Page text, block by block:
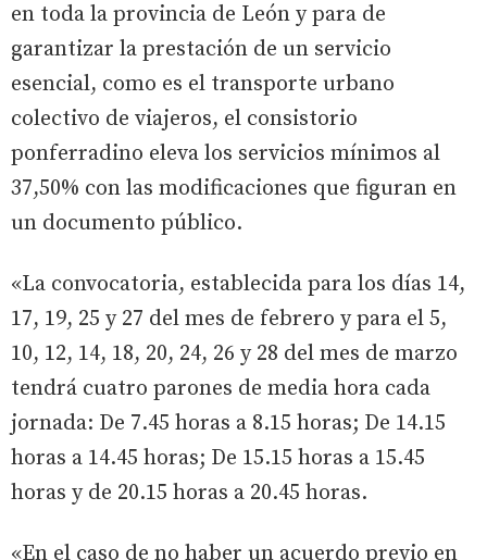
en toda la provincia de León y para de
garantizar la prestación de un servicio
esencial, como es el transporte urbano
colectivo de viajeros, el consistorio
ponferradino eleva los servicios mínimos al
37,50% con las modificaciones que figuran en
un documento público.
«La convocatoria, establecida para los días 14,
17, 19, 25 y 27 del mes de febrero y para el 5,
10, 12, 14, 18, 20, 24, 26 y 28 del mes de marzo
tendrá cuatro parones de media hora cada
jornada: De 7.45 horas a 8.15 horas; De 14.15
horas a 14.45 horas; De 15.15 horas a 15.45
horas y de 20.15 horas a 20.45 horas.
«En el caso de no haber un acuerdo previo en